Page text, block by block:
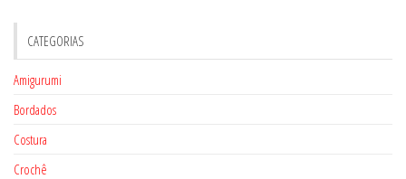
CATEGORIAS
Amigurumi
Bordados
Costura
Crochê